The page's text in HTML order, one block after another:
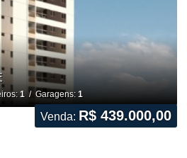
1 / Garagens: 1
Venda: R$ 439.000,00